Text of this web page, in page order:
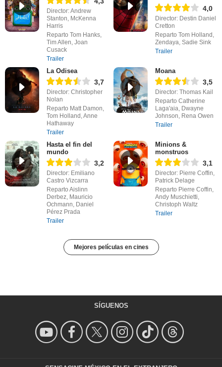
Director: Andrew
Stanton, McKenna
Harris
Reparto Tom Hanks,
Tim Allen, Joan
Cusack
Trailer
4,0
Director: Destin Daniel
Cretton
Reparto Tom Holland,
Zendaya, Sadie Sink
Trailer
La Odisea
3,7
Director: Christopher
Nolan
Reparto Matt Damon,
Tom Holland, Anne
Hathaway
Trailer
Moana
3,5
Director: Thomas Kail
Reparto Catherine
Laga'aia, Dwayne
Johnson, Rena Owen
Trailer
Hasta el fin del
mundo
3,2
Director: Emiliano
Castro Vizcarra
Reparto Aislinn
Derbez, Mauricio
Ochmann, Daniel
Pérez Prada
Trailer
Minions &
monstruos
3,1
Director: Pierre Coffin,
Patrick Delage
Reparto Pierre Coffin,
Andy Muschietti,
Christoph Waltz
Trailer
Mejores películas en cines
SÍGUENOS